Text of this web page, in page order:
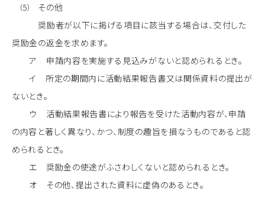
⑸ その他
奨励者が以下に掲げる項目に該当する場合は、交付した
奨励金の返金を求めます。
ア 申請内容を実施する見込みがないと認められるとき。
イ 所定の期間内に活動結果報告書又は関係資料の提出が
ないとき。
ウ 活動結果報告書により報告を受けた活動内容が、申請
の内容と著しく異なり、かつ、制度の趣旨を損なうものであると認
められるとき。
エ 奨励金の使途がふさわしくないと認められるとき。
オ その他、提出された資料に虚偽のあるとき。